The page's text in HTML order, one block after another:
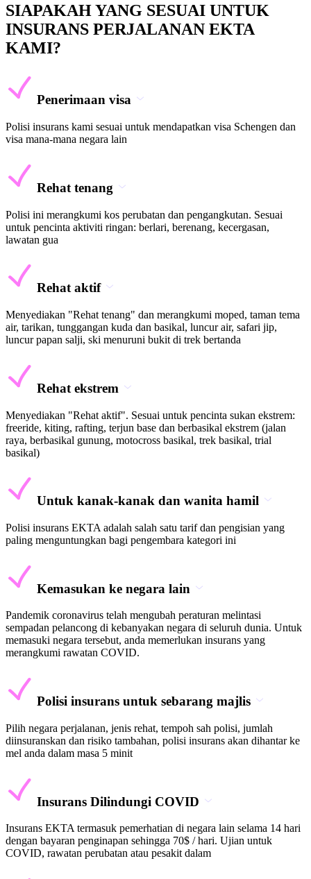
SIAPAKAH YANG SESUAI UNTUK
INSURANS PERJALANAN EKTA
KAMI?
Penerimaan visa
Polisi insurans kami sesuai untuk mendapatkan visa Schengen dan
visa mana-mana negara lain
Rehat tenang
Polisi ini merangkumi kos perubatan dan pengangkutan. Sesuai
untuk pencinta aktiviti ringan: berlari, berenang, kecergasan,
lawatan gua
Rehat aktif
Menyediakan "Rehat tenang" dan merangkumi moped, taman tema
air, tarikan, tunggangan kuda dan basikal, luncur air, safari jip,
luncur papan salji, ski menuruni bukit di trek bertanda
Rehat ekstrem
Menyediakan "Rehat aktif". Sesuai untuk pencinta sukan ekstrem:
freeride, kiting, rafting, terjun base dan berbasikal ekstrem (jalan
raya, berbasikal gunung, motocross basikal, trek basikal, trial
basikal)
Untuk kanak-kanak dan wanita hamil
Polisi insurans EKTA adalah salah satu tarif dan pengisian yang
paling menguntungkan bagi pengembara kategori ini
Kemasukan ke negara lain
Pandemik coronavirus telah mengubah peraturan melintasi
sempadan pelancong di kebanyakan negara di seluruh dunia. Untuk
memasuki negara tersebut, anda memerlukan insurans yang
merangkumi rawatan COVID.
Polisi insurans untuk sebarang majlis
Pilih negara perjalanan, jenis rehat, tempoh sah polisi, jumlah
diinsuranskan dan risiko tambahan, polisi insurans akan dihantar ke
mel anda dalam masa 5 minit
Insurans Dilindungi COVID
Insurans EKTA termasuk pemerhatian di negara lain selama 14 hari
dengan bayaran penginapan sehingga 70$ / hari. Ujian untuk
COVID, rawatan perubatan atau pesakit dalam